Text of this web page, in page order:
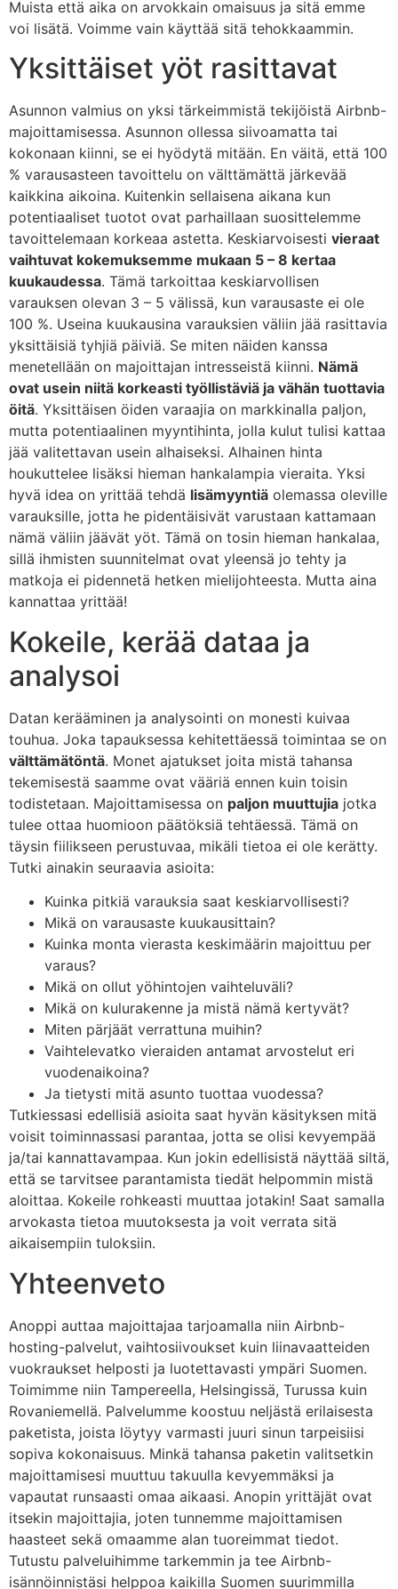
Muista että aika on arvokkain omaisuus ja sitä emme
voi lisätä. Voimme vain käyttää sitä tehokkaammin.
Yksittäiset yöt rasittavat
Asunnon valmius on yksi tärkeimmistä tekijöistä Airbnb-
majoittamisessa. Asunnon ollessa siivoamatta tai
kokonaan kiinni, se ei hyödytä mitään. En väitä, että 100
% varausasteen tavoittelu on välttämättä järkevää
kaikkina aikoina. Kuitenkin sellaisena aikana kun
potentiaaliset tuotot ovat parhaillaan suosittelemme
tavoittelemaan korkeaa astetta. Keskiarvoisesti vieraat
vaihtuvat kokemuksemme mukaan 5 – 8 kertaa
kuukaudessa. Tämä tarkoittaa keskiarvollisen
varauksen olevan 3 – 5 välissä, kun varausaste ei ole
100 %. Useina kuukausina varauksien väliin jää rasittavia
yksittäisiä tyhjiä päiviä. Se miten näiden kanssa
menetellään on majoittajan intresseistä kiinni. Nämä
ovat usein niitä korkeasti työllistäviä ja vähän tuottavia
öitä. Yksittäisen öiden varaajia on markkinalla paljon,
mutta potentiaalinen myyntihinta, jolla kulut tulisi kattaa
jää valitettavan usein alhaiseksi. Alhainen hinta
houkuttelee lisäksi hieman hankalampia vieraita. Yksi
hyvä idea on yrittää tehdä lisämyyntiä olemassa oleville
varauksille, jotta he pidentäisivät varustaan kattamaan
nämä väliin jäävät yöt. Tämä on tosin hieman hankalaa,
sillä ihmisten suunnitelmat ovat yleensä jo tehty ja
matkoja ei pidennetä hetken mielijohteesta. Mutta aina
kannattaa yrittää!
Kokeile, kerää dataa ja
analysoi
Datan kerääminen ja analysointi on monesti kuivaa
touhua. Joka tapauksessa kehitettäessä toimintaa se on
välttämätöntä. Monet ajatukset joita mistä tahansa
tekemisestä saamme ovat vääriä ennen kuin toisin
todistetaan. Majoittamisessa on paljon muuttujia jotka
tulee ottaa huomioon päätöksiä tehtäessä. Tämä on
täysin fiilikseen perustuvaa, mikäli tietoa ei ole kerätty.
Tutki ainakin seuraavia asioita:
Kuinka pitkiä varauksia saat keskiarvollisesti?
Mikä on varausaste kuukausittain?
Kuinka monta vierasta keskimäärin majoittuu per
varaus?
Mikä on ollut yöhintojen vaihteluväli?
Mikä on kulurakenne ja mistä nämä kertyvät?
Miten pärjäät verrattuna muihin?
Vaihtelevatko vieraiden antamat arvostelut eri
vuodenaikoina?
Ja tietysti mitä asunto tuottaa vuodessa?
Tutkiessasi edellisiä asioita saat hyvän käsityksen mitä
voisit toiminnassasi parantaa, jotta se olisi kevyempää
ja/tai kannattavampaa. Kun jokin edellisistä näyttää siltä,
että se tarvitsee parantamista tiedät helpommin mistä
aloittaa. Kokeile rohkeasti muuttaa jotakin! Saat samalla
arvokasta tietoa muutoksesta ja voit verrata sitä
aikaisempiin tuloksiin.
Yhteenveto
Anoppi auttaa majoittajaa tarjoamalla niin Airbnb-
hosting-palvelut, vaihtosiivoukset kuin liinavaatteiden
vuokraukset helposti ja luotettavasti ympäri Suomen.
Toimimme niin Tampereella, Helsingissä, Turussa kuin
Rovaniemellä. Palvelumme koostuu neljästä erilaisesta
paketista, joista löytyy varmasti juuri sinun tarpeisiisi
sopiva kokonaisuus. Minkä tahansa paketin valitsetkin
majoittamisesi muuttuu takuulla kevyemmäksi ja
vapautat runsaasti omaa aikaasi. Anopin yrittäjät ovat
itsekin majoittajia, joten tunnemme majoittamisen
haasteet sekä omaamme alan tuoreimmat tiedot.
Tutustu palveluihimme tarkemmin ja tee Airbnb-
isännöinnistäsi helppoa kaikilla Suomen suurimmilla